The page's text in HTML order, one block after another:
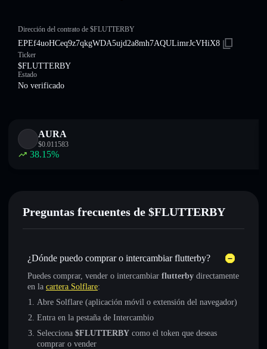
Dirección del contrato de $FLUTTERBY
EPEf4uoHCeq9z7qkgWDA5ujd2a8mh7AQULimrJcVHiX8
Ticker
$FLUTTERBY
Estado
No verificado
AURA
$0.011583
38.15%
Preguntas frecuentes de $FLUTTERBY
¿Dónde puedo comprar o intercambiar flutterby?
Puedes comprar, vender o intercambiar flutterby directamente
en la cartera Solflare:
Abre Solflare (aplicación móvil o extensión del navegador)
Entra en la pestaña de Intercambio
Selecciona $FLUTTERBY como el token que deseas
comprar o vender